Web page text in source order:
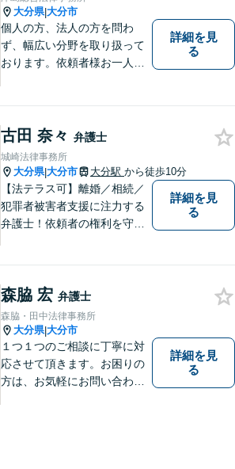
大分県|大分市
個人の方、法人の方を問わ
ず、幅広い分野を取り扱って
おります。依頼者様お一人お
題でお困りの方はぜひご相談
ください。
詳細を見
る
古田 奈々 弁護士
城崎法律事務所
大分県|大分市 大分駅 から徒歩10分
【法テラス可】離婚／相続／
犯罪者被害者支援に注力する
弁護士！依頼者の権利を守
詳細を見
る
森脇 宏 弁護士
森脇・田中法律事務所
大分県|大分市
１つ１つのご相談に丁寧に対
応させて頂きます。お困りの
方は、お気軽にお問い合わせ
詳細を見
る